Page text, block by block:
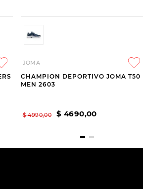
JOMA
CHAMPION DEPORTIVO JOMA T50
MEN 2603
$ 4990,00 $ 4690,00